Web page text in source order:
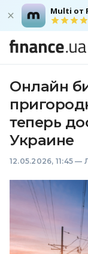
Multi от
Онлайн
теперь
Украине
12.05.2026, 11:45 —